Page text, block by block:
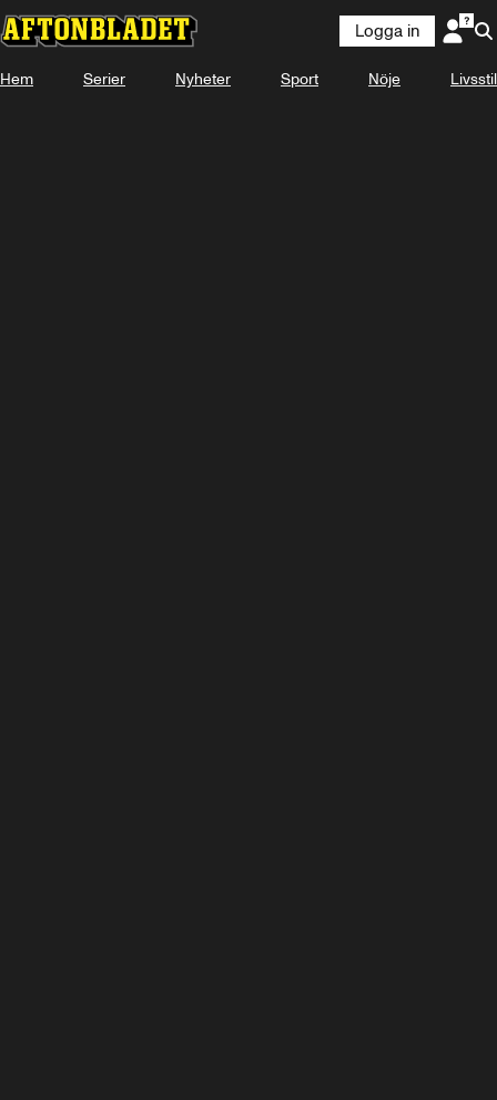
Laddar ...
Logga in
Hem Serier Nyheter Sport Nöje Livsstil